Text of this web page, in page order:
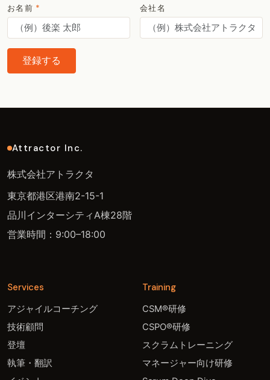
お名前 * 会社名
登録する
Attractor Inc.
株式会社アトラクタ
東京都港区港南2-15-1
品川インターシティA棟28階
営業時間：9:00–18:00
Services
アジャイルコーチング
技術顧問
登壇
執筆・翻訳
Training
CSM®研修
CSPO®研修
スクラムトレーニング
マネージャー向け研修